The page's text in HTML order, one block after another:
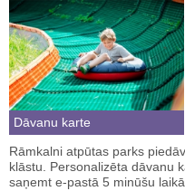
Dāvanu karte
Rāmkalni atpūtas parks
klāstu. Personalizēta dāvanu
saņemt e-pastā 5 minūšu